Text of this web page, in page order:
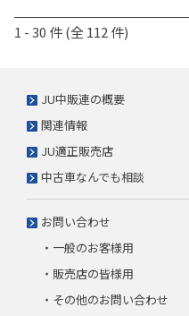
1 - 30 件 (全 112 件)
JU中販連の概要
関連情報
JU適正販売店
中古車なんでも相談
お問い合わせ
・一般のお客様用
・販売店の皆様用
・その他のお問い合わせ